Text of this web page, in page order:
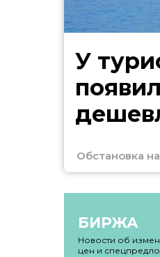
У
Обстановка
БИРЖА
Новости об
цен и